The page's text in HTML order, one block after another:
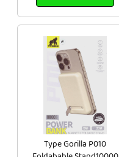
Type Gorilla P010